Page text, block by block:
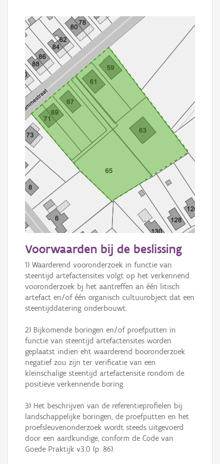
Informatie Vlaanderen
i
+ −
Basis Lagen
OSM-Basiskaart
Ortho
GRB-Basiskaart
GRB-Basiskaart in grijswaarden
Voorwaarden bij de beslissing
1) Waarderend vooronderzoek in functie van
steentijd artefactensites volgt op het verkennend
vooronderzoek bj het aantreffen an één litisch
artefact en/of één organisch cultuurobject dat een
steentijddatering onderbouwt.
2) Bijkomende boringen en/of proefputten in
functie van steentijd artefactensites worden
geplaatst indien eht waarderend booronderzoek
negatief zou zijn ter verificatie van een
kleinschalige steentijd artefactensite rondom de
positieve verkennende boring.
3) Het beschrijven van de referentieprofielen bij
landschappelijke boringen, de proefputten en het
proefsleuvenonderzoek wordt steeds uitgevoerd
door een aardkundige, conform de Code van
Goede Praktijk v3.0 (p. 86).